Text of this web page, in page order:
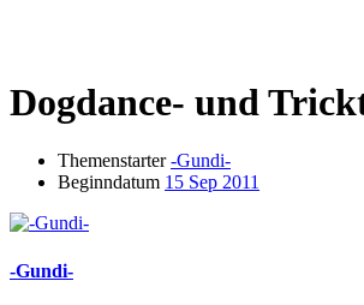
Dogdance- und
Themenstarter -Gundi-
Beginndatum 15 Sep 2011
-Gundi-